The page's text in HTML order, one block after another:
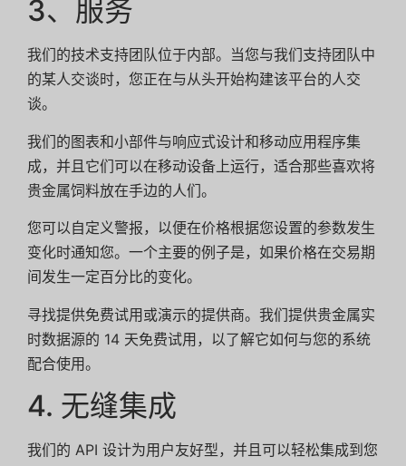
3、服务
我们的技术支持团队位于内部。当您与我们支持团队中
的某人交谈时，您正在与从头开始构建该平台的人交
谈。
我们的图表和小部件与响应式设计和移动应用程序集
成，并且它们可以在移动设备上运行，适合那些喜欢将
贵金属饲料放在手边的人们。
您可以自定义警报，以便在价格根据您设置的参数发生
变化时通知您。一个主要的例子是，如果价格在交易期
间发生一定百分比的变化。
寻找提供免费试用或演示的提供商。我们提供贵金属实
时数据源的 14 天免费试用，以了解它如何与您的系统
配合使用。
4. 无缝集成
我们的 API 设计为用户友好型，并且可以轻松集成到您